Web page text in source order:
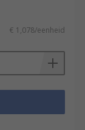
€ 1,078/eenheid